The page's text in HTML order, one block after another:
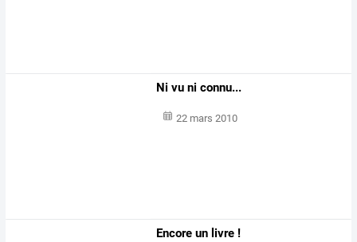
Ni vu ni connu...
22 mars 2010
Encore un livre !